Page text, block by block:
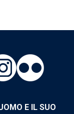
E IL SUO